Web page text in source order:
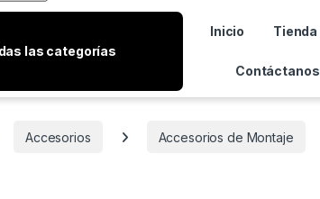
las categorías
Inicio Tienda
Contáctanos
Accesorios Accesorios de Montaje